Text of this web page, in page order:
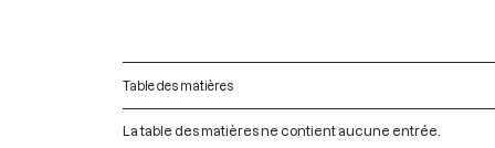
Table des matières
La table des matières ne contient aucune entrée.